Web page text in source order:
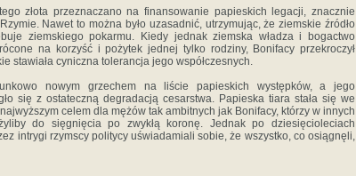
złota przeznaczano na finansowanie papieskich legacji, znacznie
Nawet to można było uzasadnić, utrzymując, że ziemskie źródło
ziemskiego pokarmu. Kiedy jednak ziemska władza i bogactwo
na korzyść i pożytek jednej tylko rodziny, Bonifacy przekroczył
stawiała cyniczna tolerancja jego współczesnych.
nowym grzechem na liście papieskich występków, a jego
się z ostateczną degradacją cesarstwa. Papieska tiara stała się we
celem dla mężów tak ambitnych jak Bonifacy, którzy w innych
do sięgnięcia po zwykłą koronę. Jednak po dziesięcioleciach
intrygi rzymscy politycy uświadamiali sobie, że wszystko, co osiągnęli,